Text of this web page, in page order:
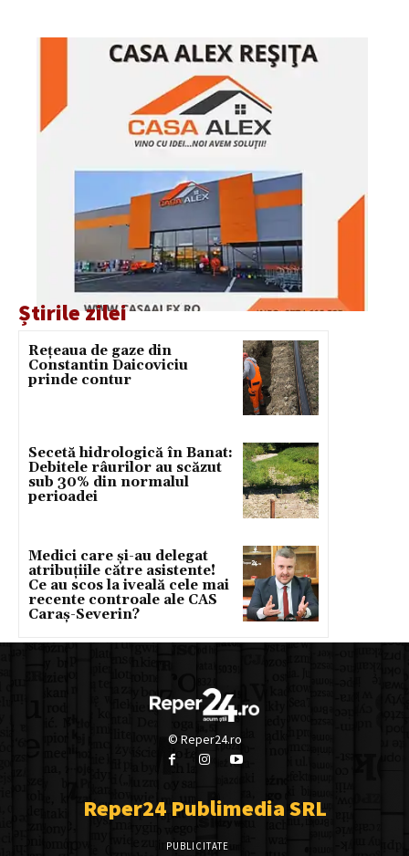
Știrile zilei
Rețeaua de gaze din
Constantin Daicoviciu
prinde contur
Secetă hidrologică în Banat:
Debitele râurilor au scăzut
sub 30% din normalul
perioadei
Medici care și-au delegat
atribuțiile către asistente!
Ce au scos la iveală cele mai
recente controale ale CAS
Caraș-Severin?
© Reper24.ro
Reper24 Publimedia SRL
PUBLICITATE